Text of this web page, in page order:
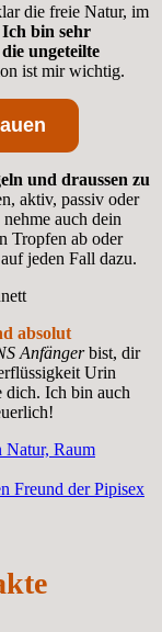
die freie Natur, im
Ich bin sehr
ungeteilte
ist mir wichtig.
und draussen zu
aktiv, passiv oder
auch dein
Tropfen ab oder
jeden Fall dazu.
absolut
Anfängerbist, dir
Urin
dich. Ich bin auch
Natur, Raum
Freund der Pipisex